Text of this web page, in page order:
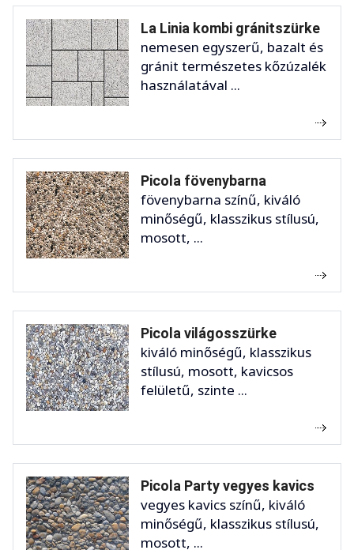
La Linia kombi gránitszürke
nemesen egyszerű, bazalt és
gránit természetes kőzúzalék
használatával ...
Picola fövenybarna
fövenybarna színű, kiváló
minőségű, klasszikus stílusú,
mosott, ...
Picola világosszürke
kiváló minőségű, klasszikus
stílusú, mosott, kavicsos
felületű, szinte ...
Picola Party vegyes kavics
vegyes kavics színű, kiváló
minőségű, klasszikus stílusú,
mosott, ...